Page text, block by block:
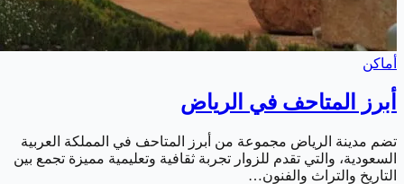
أماكن
أبرز المتاحف في الرياض
تضم مدينة الرياض مجموعة من أبرز المتاحف في المملكة العربية
السعودية، والتي تقدم للزوار تجربة ثقافية وتعليمية مميزة تجمع بين
التاريخ والتراث والفنون…